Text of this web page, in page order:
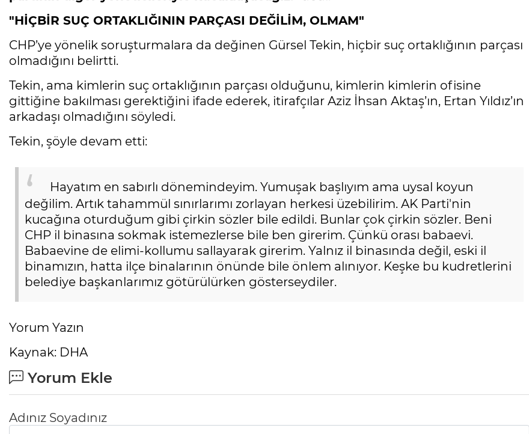
"HİÇBİR SUÇ ORTAKLIĞININ PARÇASI DEĞİLİM, OLMAM"
CHP’ye yönelik soruşturmalara da değinen Gürsel Tekin, hiçbir suç ortaklığının parçası
olmadığını belirtti.
Tekin, ama kimlerin suç ortaklığının parçası olduğunu, kimlerin kimlerin ofisine
gittiğine bakılması gerektiğini ifade ederek, itirafçılar Aziz İhsan Aktaş’ın, Ertan Yıldız’ın
arkadaşı olmadığını söyledi.
Tekin, şöyle devam etti:
Hayatım en sabırlı dönemindeyim. Yumuşak başlıyım ama uysal koyun
değilim. Artık tahammül sınırlarımı zorlayan herkesi üzebilirim. AK Parti'nin
kucağına oturduğum gibi çirkin sözler bile edildi. Bunlar çok çirkin sözler. Beni
CHP il binasına sokmak istemezlerse bile ben girerim. Çünkü orası babaevi.
Babaevine de elimi-kollumu sallayarak girerim. Yalnız il binasında değil, eski il
binamızın, hatta ilçe binalarının önünde bile önlem alınıyor. Keşke bu kudretlerini
belediye başkanlarımız götürülürken gösterseydiler.
Yorum Yazın
Kaynak: DHA
Yorum Ekle
Adınız Soyadınız